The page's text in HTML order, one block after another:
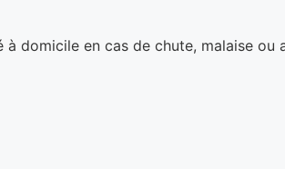
domicile en cas de chute, malaise ou